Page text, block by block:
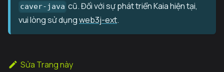
caver-java cũ. Đối với sự phát triển Kaia hiện tại,
vui lòng sử dụngweb3j-ext.
Sửa Trang này